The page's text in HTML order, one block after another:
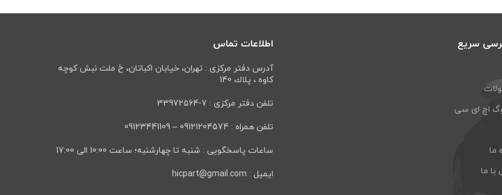
سریع
اچ ای سی
ما
ما
اطلاعات تماس
آدرس دفتر مرکزی : تهران، خيابان اكباتان، خ ملت نبش كوچه
كاوه ، پلاك 140
تلفن دفتر مرکزی : 7-33972564
تلفن همراه : 09121204574 – 09123441109
ساعات پاسخگویی : شنبه تا چهارشنبه؛ ساعت 10:00 الی 17:00
ایمیل : hicpart@gmail.com